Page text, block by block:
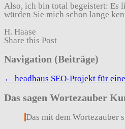
Also, ich bin total begeistert: Es
würden Sie mich schon lange
H. Haase
Share this Post
Navigation (Beiträge)
← headhaus SEO-Projekt für
Das sagen Wortezauber
Das mit dem Wortezauber